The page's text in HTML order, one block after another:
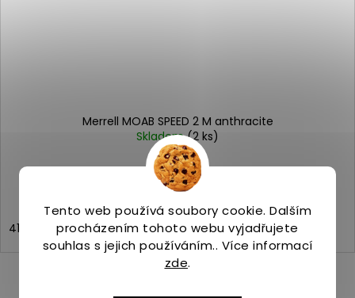
Tento web používá soubory cookie. Dalším
procházením tohoto webu vyjadřujete
souhlas s jejich používáním.. Více informací
zde.
Merrell MOAB SPEED 2 M anthracite
Skladem(2 ks)
3 190 Kč
41 42 43 44 44,5 45 46,5 41,5